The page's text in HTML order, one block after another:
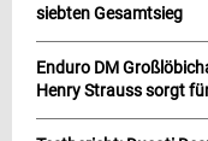
siebten Gesamtsieg
Enduro DM
Henry Strauss sorgt